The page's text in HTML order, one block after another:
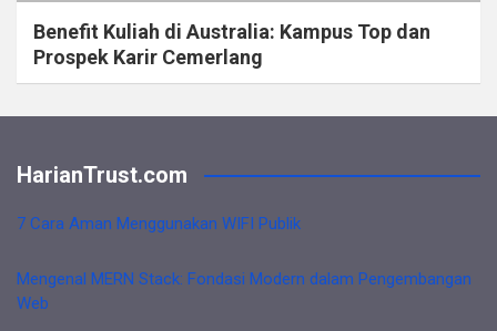
Benefit Kuliah di Australia: Kampus Top dan
Prospek Karir Cemerlang
HarianTrust.com
7 Cara Aman Menggunakan WIFI Publik
Mengenal MERN Stack: Fondasi Modern dalam Pengembangan
Web